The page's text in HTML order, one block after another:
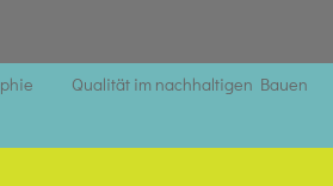
Qualität im nachhaltigen Bauen